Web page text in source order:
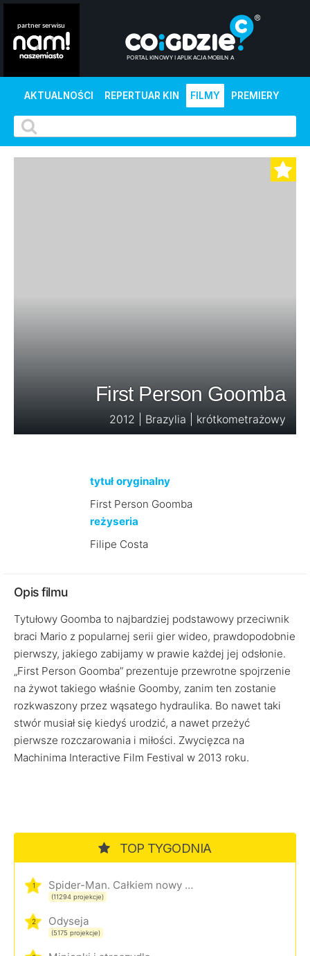
AKTUALNOŚCI REPERTUAR KIN FILMY PREMIERY
First Person Goomba
2012 | Brazylia | krótkometrażowy
tytuł oryginalny
First Person Goomba
reżyseria
Filipe Costa
Opis filmu
Tytułowy Goomba to najbardziej podstawowy przeciwnik
braci Mario z popularnej serii gier wideo, prawdopodobnie
pierwszy, jakiego zabijamy w prawie każdej jej odsłonie.
„First Person Goomba” prezentuje przewrotne spojrzenie
na żywot takiego właśnie Goomby, zanim ten zostanie
rozkwaszony przez wąsatego hydraulika. Bo nawet taki
stwór musiał się kiedyś urodzić, a nawet przeżyć
pierwsze rozczarowania i miłości. Zwycięzca na
Machinima Interactive Film Festival w 2013 roku.
TOP TYGODNIA
1 Spider-Man. Całkiem nowy dzień
(11294 projekcje)
2 Odyseja
(5175 projekcje)